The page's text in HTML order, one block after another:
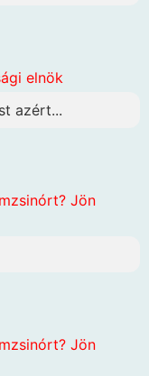
elnök
azért...
Jön
Jön